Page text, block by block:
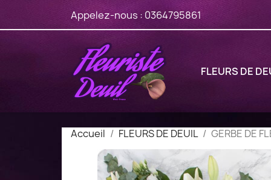
Appelez-nous : 0364795861
FLEURS DE
Accueil FLEURS DE DEUIL GERBE DE